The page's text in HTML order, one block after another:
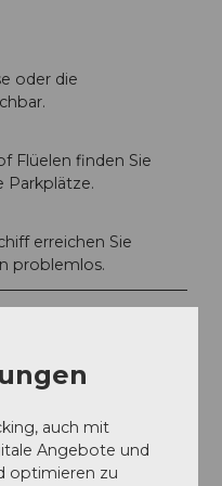
oder die
Flüelen finden Sie
erreichen Sie
problemlos.
auch mit
Angebote und
optimieren zu